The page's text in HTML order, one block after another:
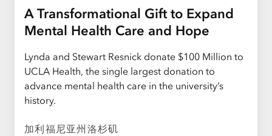
A Transformational Gift to Expand
Mental Health Care and Hope
Lynda and Stewart Resnick donate $100 Million to
UCLA Health, the single largest donation to
advance mental health care in the university’s
history.
加利福尼亚州洛杉矶